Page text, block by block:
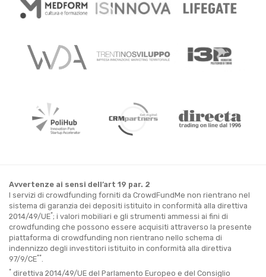
Avvertenze ai sensi dell’art 19 par. 2
I servizi di crowdfunding forniti da CrowdFundMe non rientrano nel
sistema di garanzia dei depositi istituito in conformità alla direttiva
2014/49/UE*; i valori mobiliari e gli strumenti ammessi ai fini di
crowdfunding che possono essere acquisiti attraverso la presente
piattaforma di crowdfunding non rientrano nello schema di
indennizzo degli investitori istituito in conformità alla direttiva
97/9/CE**
* direttiva 2014/49/UE del Parlamento Europeo e del Consiglio